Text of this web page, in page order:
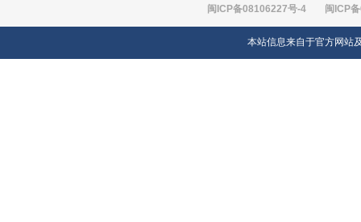
闽ICP备08106227号-4 闽ICP
本站信息来自于官方网站